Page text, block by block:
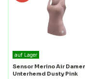
auf Lager
Sensor Merino Air
Unterhemd Dusty Pink